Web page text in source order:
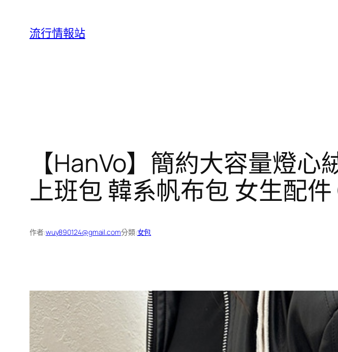
流行情報站
【HanVo】簡約大容量燈
上班包 韓系帆布包 女生配
作者:wuy890124@gmail.com分類:女包